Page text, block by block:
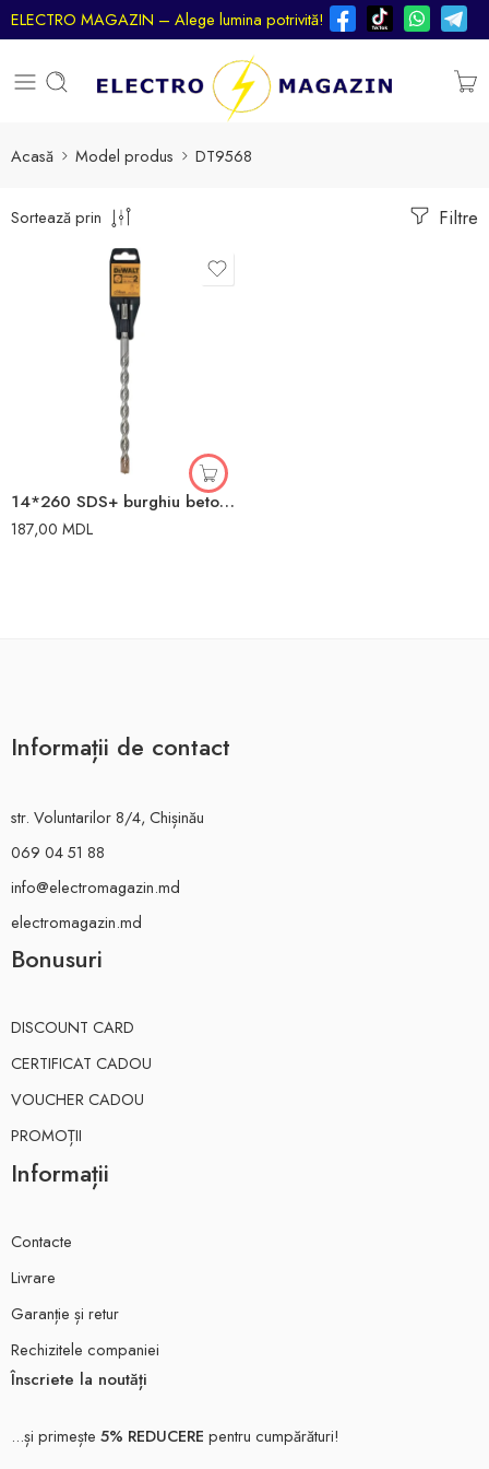
ELECTRO MAGAZIN – Alege lumina potrivită!
Acasă Model produs DT9568
Filtre
Sortează prin
14*260 SDS+ burghiu beton Dewalt
187,00 MDL
Informații de contact
str. Voluntarilor 8/4, Chișinău
069 04 51 88
info@electromagazin.md
electromagazin.md
Bonusuri
DISCOUNT CARD
CERTIFICAT CADOU
VOUCHER CADOU
PROMOȚII
Informații
Contacte
Livrare
Garanție și retur
Rechizitele companiei
Înscriete la noutăți
...și primește 5% REDUCERE pentru cumpărături!